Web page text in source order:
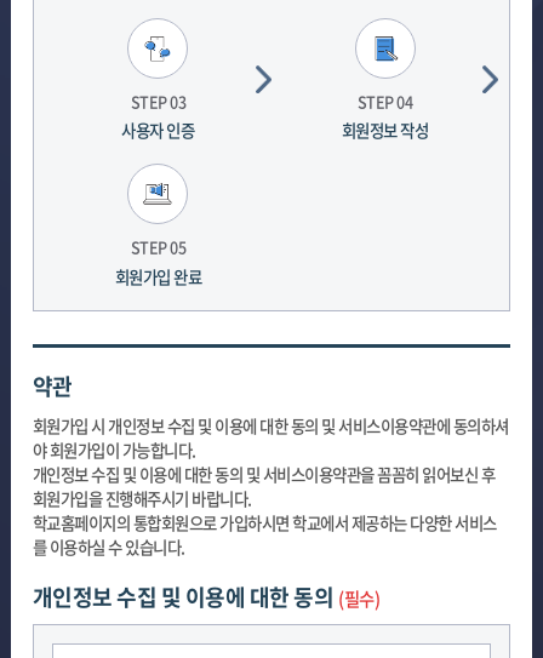
STEP 03
사용자 인증
STEP 04
회원정보 작성
STEP 05
회원가입 완료
약관
회원가입 시 개인정보 수집 및 이용에 대한 동의 및 서비스이용약관에 동의하셔
야 회원가입이 가능합니다.
개인정보 수집 및 이용에 대한 동의 및 서비스이용약관을 꼼꼼히 읽어보신 후
회원가입을 진행해주시기 바랍니다.
학교홈페이지의 통합회원으로 가입하시면 학교에서 제공하는 다양한 서비스
를 이용하실 수 있습니다.
개인정보 수집 및 이용에 대한 동의 (필수)